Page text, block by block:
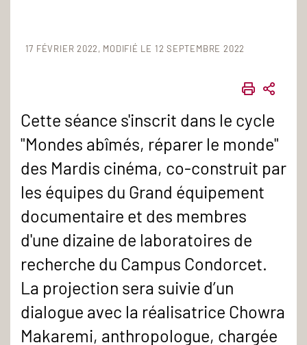
17 FÉVRIER 2022 MODIFIÉ LE 12 SEPTEMBRE 2022
Cette séance s'inscrit dans le cycle
"Mondes abîmés, réparer le monde"
des Mardis cinéma, co-construit par
les équipes du Grand équipement
documentaire et des membres
d'une dizaine de laboratoires de
recherche du Campus Condorcet.
La projection sera suivie d’un
dialogue avec la réalisatrice Chowra
Makaremi, anthropologue, chargée